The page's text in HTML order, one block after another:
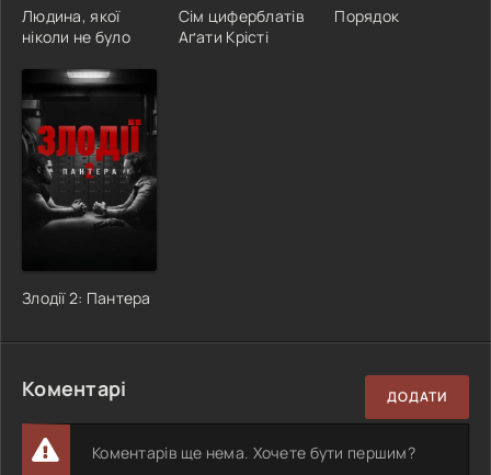
Людина, якої
ніколи не було
Сім циферблатів
Аґати Крісті
Порядок
Злодії 2: Пантера
Коментарі ДОДАТИ
Коментарів ще нема. Хочете бути першим?